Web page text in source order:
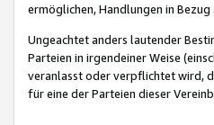
ermöglichen, Handlungen in
Ungeachtet anders lautender
Parteien in irgendeiner Weise
veranlasst oder verpflichtet wird,
für eine der Parteien dieser